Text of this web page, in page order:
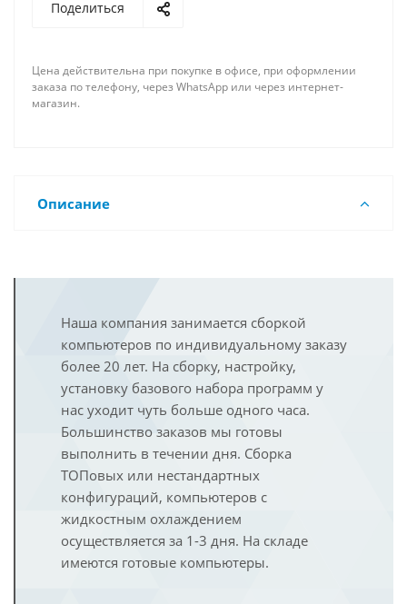
Поделиться
Цена действительна при покупке в офисе, при оформлении
заказа по телефону, через WhatsApp или через интернет-
магазин.
Описание
Наша компания занимается сборкой
компьютеров по индивидуальному заказу
более 20 лет. На сборку, настройку,
установку базового набора программ у
нас уходит чуть больше одного часа.
Большинство заказов мы готовы
выполнить в течении дня. Сборка
ТОПовых или нестандартных
конфигураций, компьютеров с
жидкостным охлаждением
осуществляется за 1-3 дня. На складе
имеются готовые компьютеры.